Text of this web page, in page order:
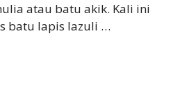
atau batu akik. Kali ini
batu lapis lazuli …